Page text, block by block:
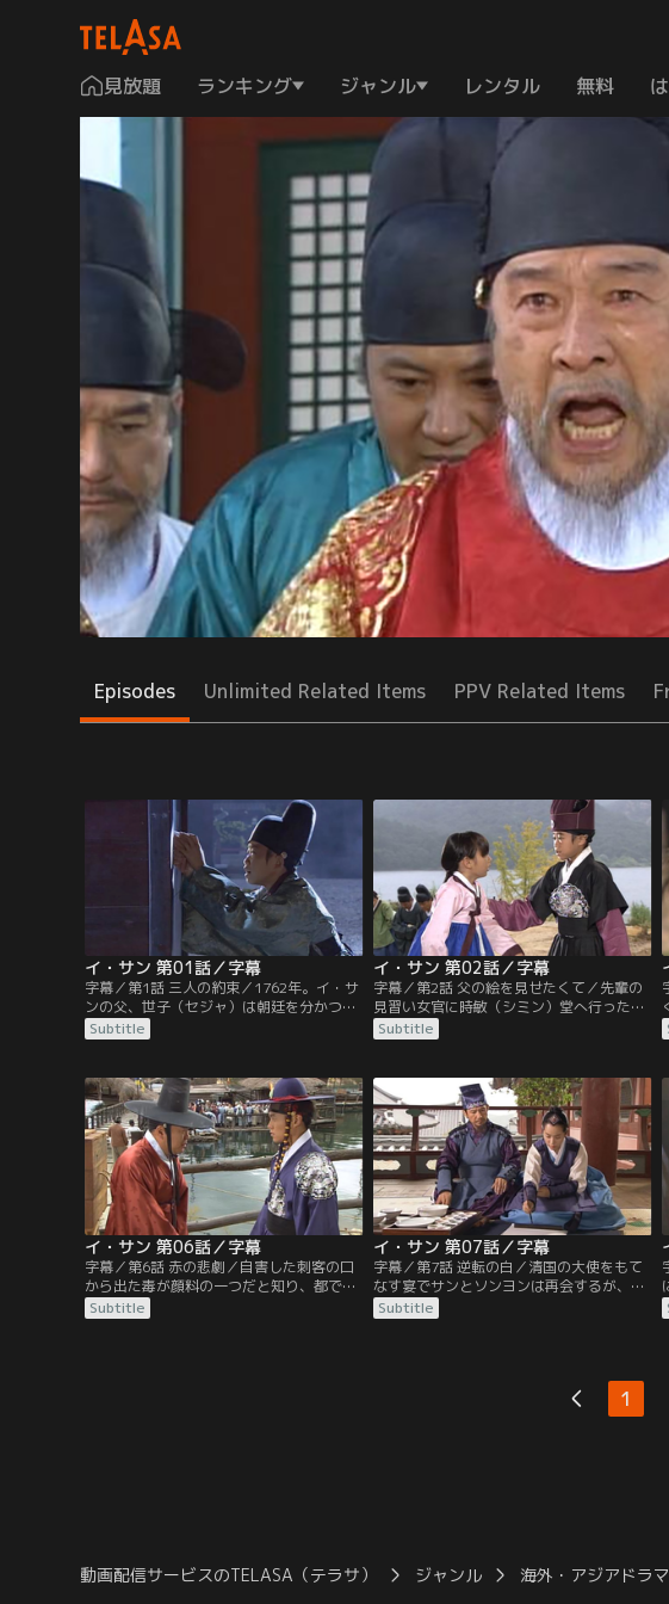
見放題 ランキング ジャンル レンタル 無料
Episodes Unlimited Related Items PPV Related Items
イ・サン 第01話／字幕
字幕／第1話 三人の約束／1762年。イ・サ
ンの父、世子（セジャ）は朝廷を分かつ党
派の権力争いに巻き込まれ、何者かの陰謀
により謀反の濡れ衣を着せられてしまう。
命より、水も与えられぬまま米びつに閉じ
込められ、すでに6日間。幼いサンは、父
のことが心配でならない。父を少しでも力
づけたいと、厳重な監視の中…。
Subtitle
イ・サン 第02話／字幕
字幕／第2話 父の絵を見せたくて／先輩の
見習い女官に時敏（シミン）堂へ行ったこ
とを勘付かれ、訴えられそうになるソンヨ
ン。そこへサンが現れ、ソンヨンを救う。
孫であることを告げる。さらにサンは、ソ
ンヨンの話でテスが時敏堂に忍び込んだと
して逮捕されたことを知る。
Subtitle
イ・サン 第06話／字幕
字幕／第6話 赤の悲劇／自害した刺客の口
から出た毒が顔料の一つだと知り、都で唯
一その使用を許されている図画署に内官を
忍び込ませたサン。しかし内官は、水死体
Subtitle
イ・サン 第07話／字幕
字幕／第7話 逆転の白／清国の大使をもて
なす宴でサンとソンヨンは再会するが、サ
ンは図画署（トファソ）の茶母（タモ）
が、ソンヨンだとは気付かない。ソンヨン
ため連れていかれそうになるソンヨン。し
かし見かねたサンが茶母は職分が異なると
Subtitle
1
動画配信サービスのTELASA（テラサ） ジャンル 海外・アジアドラ